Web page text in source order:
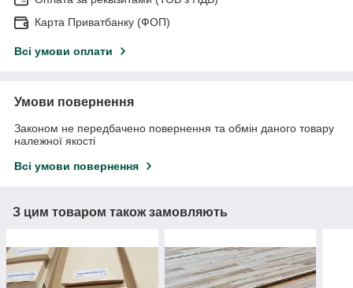
Карта Приватбанку (ФОП)
Всі умови оплати
Умови повернення
Законом не передбачено повернення та обмін даного товару
належної якості
Всі умови повернення
З цим товаром також замовляють